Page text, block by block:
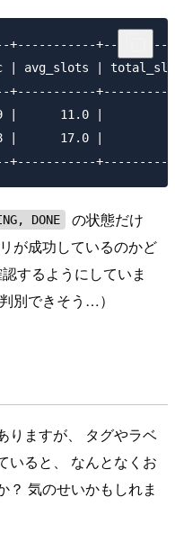
+-----------
| avg_slots |
+-----------
11.0 |          9869 |
17.0 |
DONE
の状態だけ
が成功しているのかど
するようにしていま
別できそう…）
りますが、 タグやラベ
いると、 なんとなくお
？ 気のせいかもしれま